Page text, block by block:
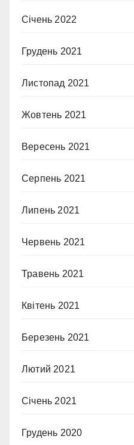
Січень 2022
Грудень 2021
Листопад 2021
Жовтень 2021
Вересень 2021
Серпень 2021
Липень 2021
Червень 2021
Травень 2021
Квітень 2021
Березень 2021
Лютий 2021
Січень 2021
Грудень 2020